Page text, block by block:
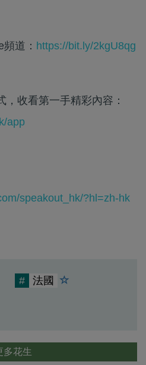
道： https://bit.ly/2kgU8qg
收看第一手精彩內容：
app
speakout_hk/?hl=zh-hk
# 法國
多花生